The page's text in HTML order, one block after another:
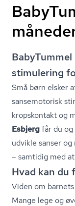
stimulering
Små børn elsker
sansemotorisk
kropskontakt og
Esbjergfår du
udvikle sanser
– samtidig med
Hvad kan du
Viden om
Mange lege og